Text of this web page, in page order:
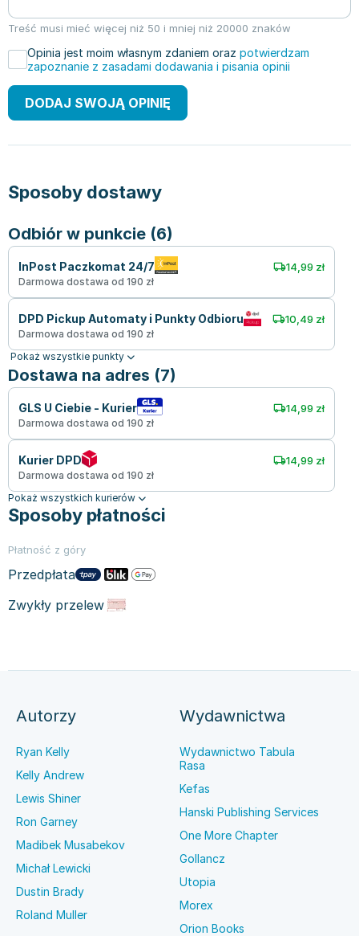
Treść musi mieć więcej niż 50 i mniej niż 20000 znaków
Opinia jest moim własnym zdaniem oraz potwierdzam
zapoznanie z zasadami dodawania i pisania opinii
DODAJ SWOJĄ OPINIĘ
Sposoby dostawy
Odbiór w punkcie (6)
InPost Paczkomat 24/7 14,99 zł
Darmowa dostawa od 190 zł
DPD Pickup Automaty i Punkty Odbioru 10,49 zł
Darmowa dostawa od 190 zł
Pokaż wszystkie punkty
Dostawa na adres (7)
GLS U Ciebie - Kurier 14,99 zł
Darmowa dostawa od 190 zł
Kurier DPD 14,99 zł
Darmowa dostawa od 190 zł
Pokaż wszystkich kurierów
Sposoby płatności
Płatność z góry
Przedpłata
Zwykły przelew
Autorzy
Ryan Kelly
Kelly Andrew
Lewis Shiner
Ron Garney
Madibek Musabekov
Michał Lewicki
Dustin Brady
Roland Muller
Wydawnictwa
Wydawnictwo Tabula
Rasa
Kefas
Hanski Publishing Services
One More Chapter
Gollancz
Utopia
Morex
Orion Books